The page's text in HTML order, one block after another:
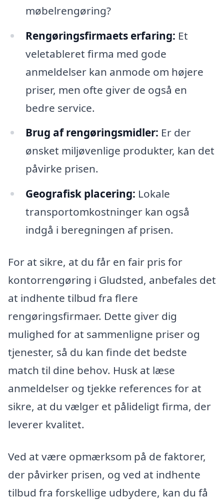
møbelrengøring?
Rengøringsfirmaets erfaring: Et
veletableret firma med gode
anmeldelser kan anmode om højere
priser, men ofte giver de også en
bedre service.
Brug af rengøringsmidler: Er der
ønsket miljøvenlige produkter, kan det
påvirke prisen.
Geografisk placering: Lokale
transportomkostninger kan også
indgå i beregningen af prisen.
For at sikre, at du får en fair pris for
kontorrengøring i Gludsted, anbefales det
at indhente tilbud fra flere
rengøringsfirmaer. Dette giver dig
mulighed for at sammenligne priser og
tjenester, så du kan finde det bedste
match til dine behov. Husk at læse
anmeldelser og tjekke references for at
sikre, at du vælger et pålideligt firma, der
leverer kvalitet.
Ved at være opmærksom på de faktorer,
der påvirker prisen, og ved at indhente
tilbud fra forskellige udbydere, kan du få